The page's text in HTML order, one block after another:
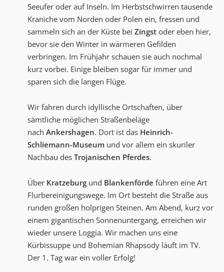
Seeufer oder auf Inseln. Im Herbstschwirren tausende
Kraniche vom Norden oder Polen ein, fressen und
sammeln sich an der Küste bei Zingst oder eben hier,
bevor sie den Winter in wärmeren Gefilden
verbringen. Im Frühjahr schauen sie auch nochmal
kurz vorbei. Einige bleiben sogar für immer und
sparen sich die langen Flüge.
Wir fahren durch idyllische Ortschaften, über
sämtliche möglichen Straßenbeläge
nach Ankershagen. Dort ist das Heinrich-
Schliemann-Museum und vor allem ein skuriler
Nachbau des Trojanischen Pferdes.
Über Kratzeburg und Blankenförde führen eine Art
Flurbereinigungswege. Im Ort besteht die Straße aus
runden großen holprigen Steinen. Am Abend, kurz vor
einem gigantischen Sonnenuntergang, erreichen wir
wieder unsere Loggia. Wir machen uns eine
Kürbissuppe und Bohemian Rhapsody läuft im TV.
Der 1. Tag war ein voller Erfolg!